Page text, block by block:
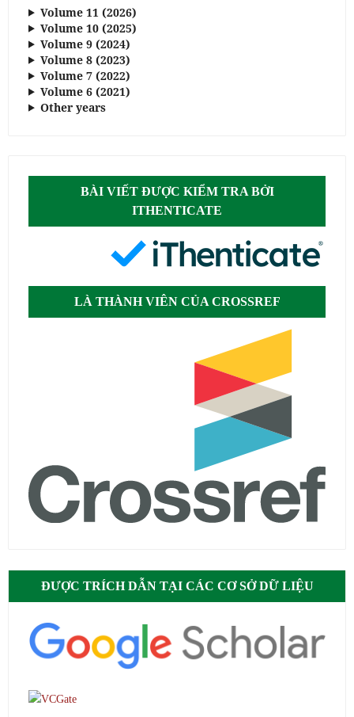
Volume 11 (2026)
Volume 10 (2025)
Volume 9 (2024)
Volume 8 (2023)
Volume 7 (2022)
Volume 6 (2021)
Other years
BÀI VIẾT ĐƯỢC KIỂM TRA BỞI
ITHENTICATE
LÀ THÀNH VIÊN CỦA CROSSREF
ĐƯỢC TRÍCH DẪN TẠI CÁC CƠ SỞ DỮ LIỆU